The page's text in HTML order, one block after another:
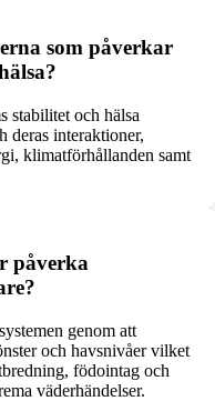
som påverkar
stabilitet och hälsa
deras interaktioner,
klimatförhållanden samt
påverka
genom att
och havsnivåer vilket
födointag och
väderhändelser.